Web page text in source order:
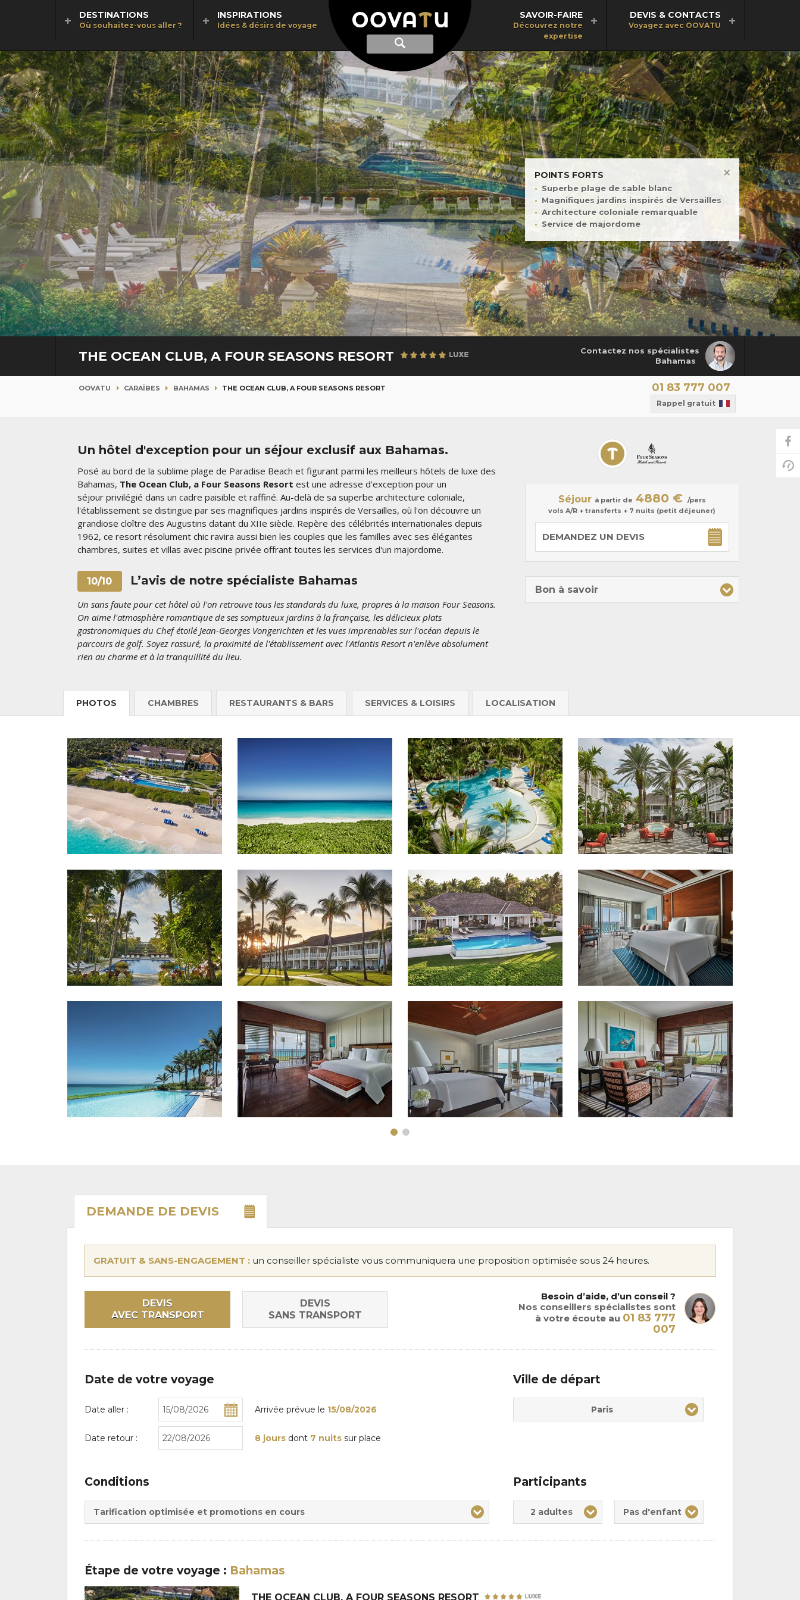
Afficher
recherche
Recherche
DESTINATIONS
Où souhaitez-vous aller ?
INSPIRATIONS
Idées & désirs de voyage
SAVOIR-FAIRE
Découvrez notre
expertise
DEVIS & CONTACTS
Voyagez avec OOVATU
POINTS FORTS
Superbe plage de sable blanc
Magnifiques jardins inspirés de Versailles
Architecture coloniale remarquable
Service de majordome
THE OCEAN CLUB, A FOUR SEASONS RESORT
Contactez nos spécialistes
Bahamas
OOVATU CARAÏBES BAHAMAS THE OCEAN CLUB, A FOUR SEASONS RESORT 01 83 777 007
Rappel gratuit
Un hôtel d'exception pour un séjour exclusif aux Bahamas.
Posé au bord de la sublime plage de Paradise Beach et figurant parmi les meilleurs hôtels de luxe des
Bahamas, The Ocean Club, a Four Seasons Resort est une adresse d'exception pour un
séjour privilégié dans un cadre paisible et raffiné. Au-delà de sa superbe architecture coloniale,
l'établissement se distingue par ses magnifiques jardins inspirés de Versailles, où l'on découvre un
grandiose cloître des Augustins datant du XIIe siècle. Repère des célébrités internationales depuis
1962, ce resort résolument chic ravira aussi bien les couples que les familles avec ses élégantes
chambres, suites et villas avec piscine privée offrant toutes les services d'un majordome.
10/10 L’avis de notre spécialiste Bahamas
Un sans faute pour cet hôtel où l'on retrouve tous les standards du luxe, propres à la maison Four Seasons.
On aime l'atmosphère romantique de ses somptueux jardins à la française, les délicieux plats
gastronomiques du Chef étoilé Jean-Georges Vongerichten et les vues imprenables sur l'océan depuis le
parcours de golf. Soyez rassuré, la proximité de l'établissement avec l'Atlantis Resort n'enlève absolument
rien au charme et à la tranquillité du lieu.
Séjour à partir de 4880 € /pers
vols A/R + transferts + 7 nuits (petit déjeuner)
DEMANDEZ UN DEVIS
Bon à savoir
PHOTOS CHAMBRES RESTAURANTS & BARS SERVICES & LOISIRS LOCALISATION
DEMANDE DE DEVIS
GRATUIT & SANS-ENGAGEMENT : un conseiller spécialiste vous communiquera une proposition optimisée sous 24 heures.
DEVIS
AVEC TRANSPORT
DEVIS
SANS TRANSPORT
Besoin d’aide, d’un conseil ?
Nos conseillers spécialistes sont
à votre écoute au 01 83 777
007
Date de votre voyage
Date aller : Arrivée prévue le 15/08/2026
Date retour : 8 jours dont 7 nuits sur place
Ville de départ
Paris
Conditions
Tarification optimisée et promotions en cours
Participants
2 adultes Pas d'enfant
Étape de votre voyage : Bahamas
THE OCEAN CLUB, A FOUR SEASONS RESORT